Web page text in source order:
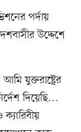
পর্দায়
উদ্দেশে
যুক্তরাষ্ট্রের
দিয়েছি…